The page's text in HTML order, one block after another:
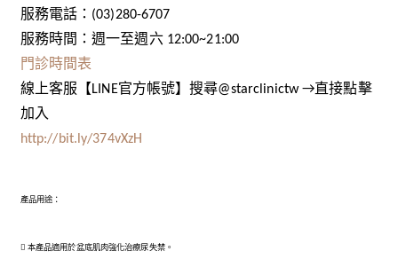
服務電話：(03)280-6707
服務時間：週一至週六 12:00~21:00
門診時間表
線上客服【LINE官方帳號】搜尋@starclinictw →直接點擊
加入
http://bit.ly/374vXzH
產品用途：
 本產品適用於盆底肌肉強化治療尿失禁。